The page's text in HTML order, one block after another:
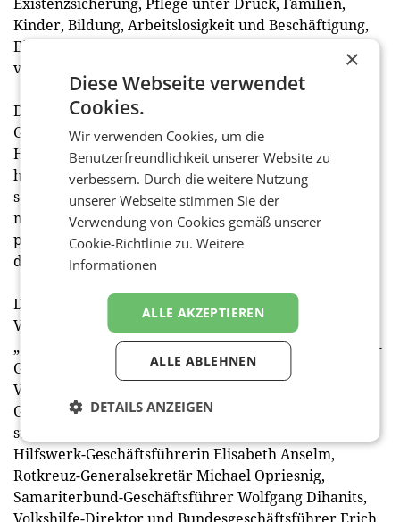
Kinder, Bildung, Arbeitslosigkeit und Beschäftigung,
Einsamkeit, Zusammenhalt und Nachbarschaftshilfe
vorgestellt.
Die österreichischen Hilfsorganisationen helfen mit
Geld- und Sachleistungen – zum Beispiel für Miete,
Heizung, Lebensmittel, Hygiene und Gesundheit. Sie
helfen mit lösungsorientierter Beratung und
sachkundiger Begleitung in Form von Familienhilfe,
mit Unterstützung für pflegende Angehörige, mit
psychosozialen Diensten, mit Lernhilfen für Kinder,
die den Anschluss verloren haben.
Die im Rahmen des Pressegespräches erfolgte
Vertragsunterzeichnung der neuen Hilfsplattform
„Österreich hilft Österreich“ fand im Beisein von ORF-
Generaldirektor Dr. Alexander Wrabetz, ORF-CSR-
Verantwortlichem Pius Strobl, Caritas-
Generalsekretär Bernd Wachter, dem
stellvertretenden Diakonie-Direktor Martin Schenk,
Hilfswerk-Geschäftsführerin Elisabeth Anselm,
Rotkreuz-Generalsekretär Michael Opriesnig,
Samariterbund-Geschäftsführer Wolfgang Dihanits,
×
Diese Webseite verwendet
Cookies.
Wir verwenden Cookies, um die
Benutzerfreundlichkeit unserer Website zu
verbessern. Durch die weitere Nutzung
unserer Webseite stimmen Sie der
Verwendung von Cookies gemäß unserer
Cookie-Richtlinie zu.Weitere
Informationen
ALLE AKZEPTIEREN
ALLE ABLEHNEN
DETAILS ANZEIGEN